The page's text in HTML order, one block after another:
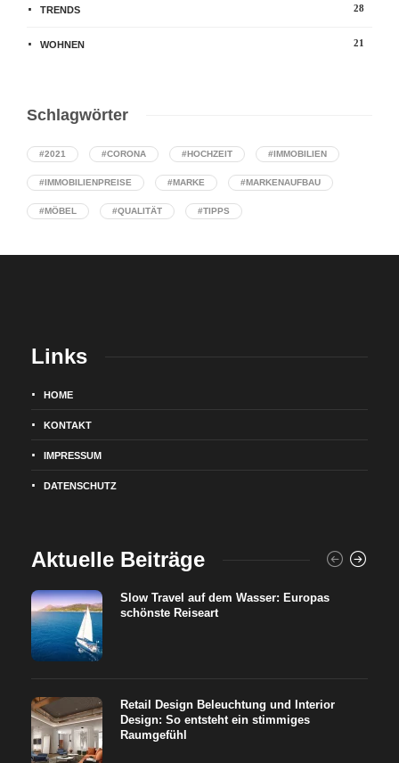
TRENDS 28
WOHNEN 21
Schlagwörter
#2021 #CORONA #HOCHZEIT #IMMOBILIEN
#IMMOBILIENPREISE #MARKE #MARKENAUFBAU
#MÖBEL #QUALITÄT #TIPPS
Links
HOME
KONTAKT
IMPRESSUM
DATENSCHUTZ
Aktuelle Beiträge
Slow Travel auf dem Wasser: Europas
schönste Reiseart
Retail Design Beleuchtung und Interior
Design: So entsteht ein stimmiges
Raumgefühl